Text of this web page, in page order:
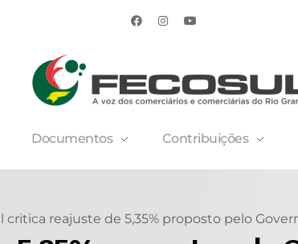
Documentos Contribuições
critica reajuste de 5,35% proposto pelo